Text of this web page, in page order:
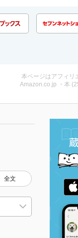
本ページはアフィリ
Amazon.co.jp ・本
全文